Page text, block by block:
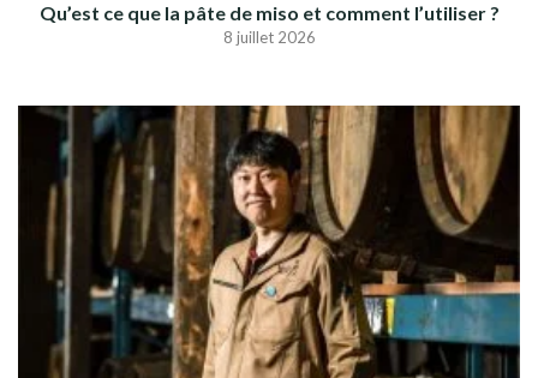
Qu’est ce que la pâte de miso et comment l’utiliser ?
8 juillet 2026